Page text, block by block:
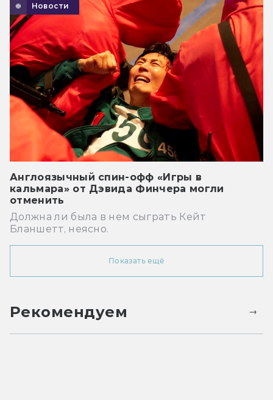
Новости
Англоязычный спин-офф «Игры в
кальмара» от Дэвида Финчера могли
отменить
Должна ли была в нем сыграть Кейт
Бланшетт, неясно.
Показать ещё
Рекомендуем